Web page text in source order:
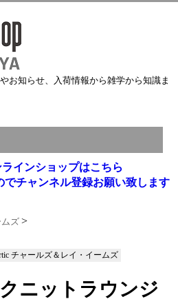
お知らせ、入荷情報から雑学から知識ま
インショップはこちら
でチャンネル登録お願い致します
ズ
チャールズ＆レイ・イームズ
ニットラウンジ